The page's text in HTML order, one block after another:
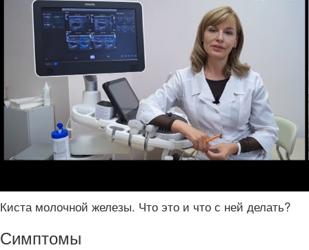
Киста молочной железы. Что это и что с ней делать?
Симптомы